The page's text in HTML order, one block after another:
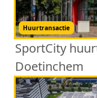
Huurtransactie
SportCity
Doetinchem